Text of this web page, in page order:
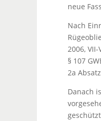
neue
Nach
2006,
§ 107
2a
Danach